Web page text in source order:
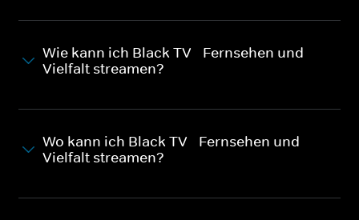
Wie kann ich Black TV - Fernsehen und
Vielfalt streamen?
Wo kann ich Black TV - Fernsehen und
Vielfalt streamen?